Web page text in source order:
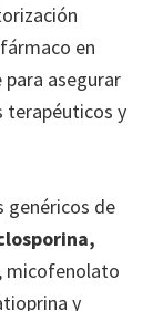
en
asegurar
terapéuticos y
genéricos de
, micofenolato
y